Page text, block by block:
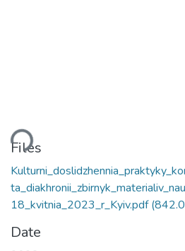
Files
18_kvitnia_2023_r_Kyiv.pdf
Date